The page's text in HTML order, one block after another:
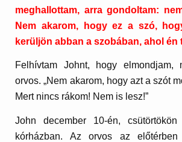
meghallottam, arra gondoltam:
Nem akarom, hogy ez a szó,
kerüljön abban a szobában, ahol én
Felhívtam Johnt, hogy
orvos. „Nem akarom, hogy azt a szót
Mert nincs rákom! Nem is lesz!”
John december 10-én, csütörtökön
kórházban. Az orvos az